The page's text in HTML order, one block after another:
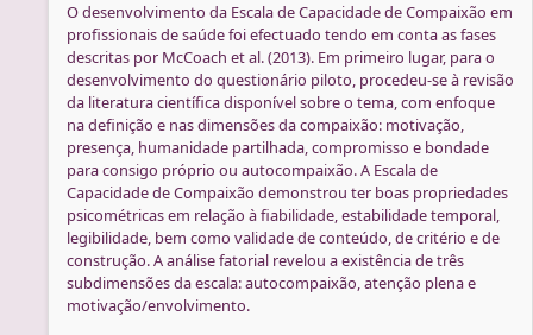
O desenvolvimento da Escala de Capacidade de Compaixão em
profissionais de saúde foi efectuado tendo em conta as fases
descritas por McCoach et al. (2013). Em primeiro lugar, para o
desenvolvimento do questionário piloto, procedeu-se à revisão
da literatura científica disponível sobre o tema, com enfoque
na definição e nas dimensões da compaixão: motivação,
presença, humanidade partilhada, compromisso e bondade
para consigo próprio ou autocompaixão. A Escala de
Capacidade de Compaixão demonstrou ter boas propriedades
psicométricas em relação à fiabilidade, estabilidade temporal,
legibilidade, bem como validade de conteúdo, de critério e de
construção. A análise fatorial revelou a existência de três
subdimensões da escala: autocompaixão, atenção plena e
motivação/envolvimento.